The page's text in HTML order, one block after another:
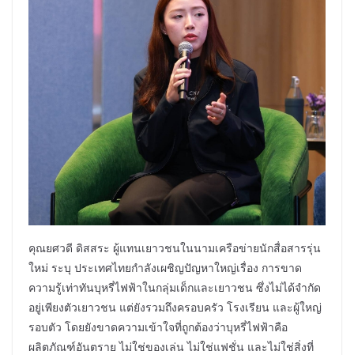
คุณยศวดี ดิสสระ ผู้แทนเยาวชนในนามเครือข่ายนักสื่อสารรุ่น
ใหม่ ระบุ ประเทศไทยกำลังเผชิญปัญหาใหญ่เรื่อง การขาด
ความรู้เท่าทันบุหรี่ไฟฟ้าในกลุ่มเด็กและเยาวชน ซึ่งไม่ได้จำกัด
อยู่เพียงตัวเยาวชน แต่ยังรวมถึงครอบครัว โรงเรียน และผู้ใหญ่
รอบตัว โดยยังขาดความเข้าใจที่ถูกต้องว่าบุหรี่ไฟฟ้าคือ
ผลิตภัณฑ์อันตราย ไม่ใช่ของเล่น ไม่ใช่แฟชั่น และไม่ใช่สิ่งที่